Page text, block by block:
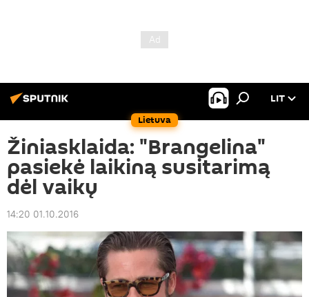
Lietuva
LIT
Žiniasklaida: "Brangelina"
pasiekė laikiną susitarimą
dėl vaikų
14:20 01.10.2016